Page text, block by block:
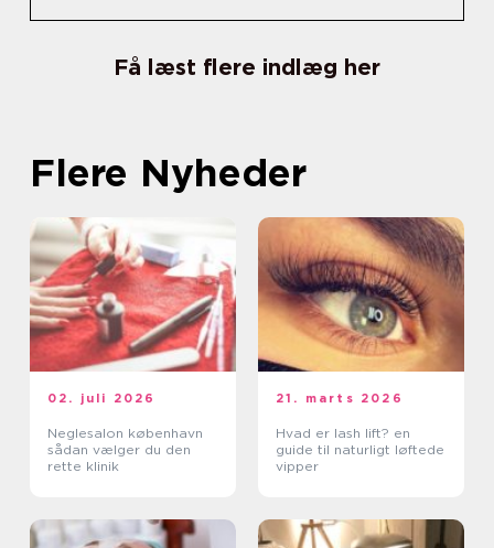
Få læst flere indlæg her
Flere Nyheder
02. juli 2026
Neglesalon københavn
sådan vælger du den
rette klinik
21. marts 2026
Hvad er lash lift? en
guide til naturligt løftede
vipper